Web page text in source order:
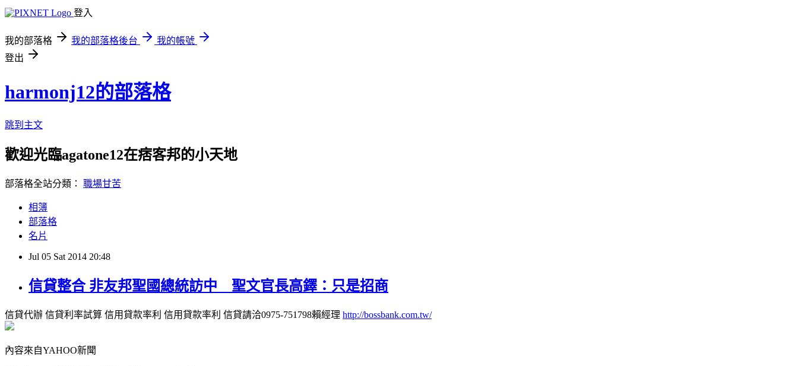
登入
我的部落格 我的部落格後台
我的帳號
登出
harmonj12的部落格
跳到主文
歡迎光臨agatone12在痞客邦的小天地
部落格全站分類： 職場甘苦
相簿
部落格
名片
Jul 05 Sat 2014 20:48
信貸整合 非友邦聖國總統訪中 聖文官長高鐸：只是招商
信貸代辦 信貸利率試算 信用貸款率利 信用貸款率利 信貸請洽0975-751798賴經理 http://bossbank.com.tw/
內容來自YAHOO新聞